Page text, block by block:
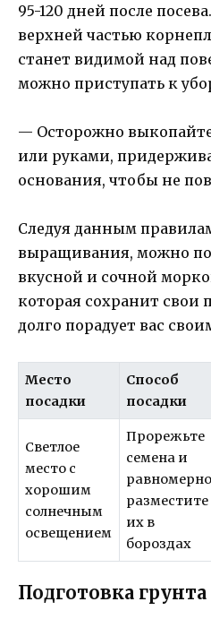
95-120 дней после
верхней частью
станет видимой над
можно приступать к
— Осторожно
или руками,
основания, чтобы не
Следуя данным
выращивания, можно
вкусной и сочной
которая сохранит свои
долго порадует вас
Место
посадки
Способ
посадки
Светлое
место с
хорошим
солнечным
освещением
Прорежьте
семена и
равномерно
разместите
их в
бороздах
Подготовка